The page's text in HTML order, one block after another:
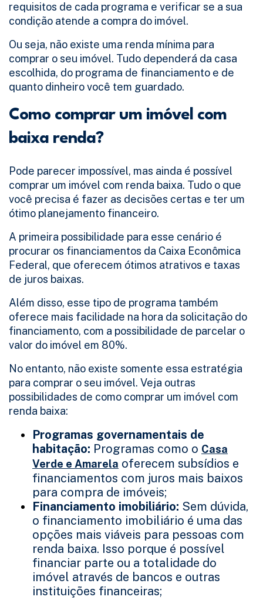
requisitos de cada programa e verificar se a sua
condição atende a compra do imóvel.
Ou seja, não existe uma renda mínima para
comprar o seu imóvel. Tudo dependerá da casa
escolhida, do programa de financiamento e de
quanto dinheiro você tem guardado.
Como comprar um imóvel com
baixa renda?
Pode parecer impossível, mas ainda é possível
comprar um imóvel com renda baixa. Tudo o que
você precisa é fazer as decisões certas e ter um
ótimo planejamento financeiro.
A primeira possibilidade para esse cenário é
procurar os financiamentos da Caixa Econômica
Federal, que oferecem ótimos atrativos e taxas
de juros baixas.
Além disso, esse tipo de programa também
oferece mais facilidade na hora da solicitação do
financiamento, com a possibilidade de parcelar o
valor do imóvel em 80%.
No entanto, não existe somente essa estratégia
para comprar o seu imóvel. Veja outras
possibilidades de como comprar um imóvel com
renda baixa:
Programas governamentais de
habitação: Programas como o Casa
Verde e Amarela oferecem subsídios e
financiamentos com juros mais baixos
para compra de imóveis;
Financiamento imobiliário: Sem dúvida,
o financiamento imobiliário é uma das
opções mais viáveis para pessoas com
renda baixa. Isso porque é possível
financiar parte ou a totalidade do
imóvel através de bancos e outras
instituições financeiras;